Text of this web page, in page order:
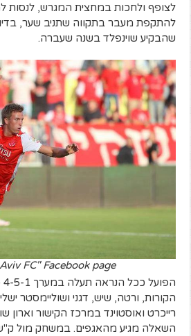
לצופף ולחכות במחצית המגרש, לנסות
להתקפת מעבר בתקווה שתניב שער,
שהבקיע שוינפלד בשנה שעברה.
FC" Facebook page
הקורות, ורטה, שיש, דגני ושוליימסטר
רייכרט ואוסטוינד במרכז הקישור וארון
השאלה מגיע מהאגפים. במשחק מול